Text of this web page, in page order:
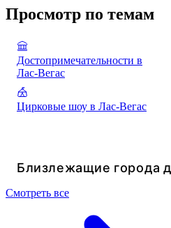
Просмотр по темам
Достопримечательности в
Лас-Вегас
Цирковые шоу в Лас-Вегас
Близлежащие города
Смотреть все